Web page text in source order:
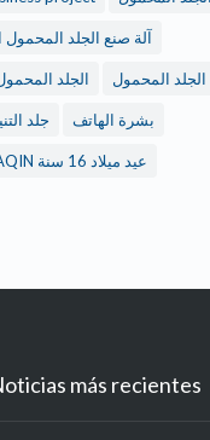
آلة صنع الجلد
الجلد المحمول الجلد
بشرة الهاتف جلد
شركة DAQIN عيد ميلاد 16 سنة
más recientes